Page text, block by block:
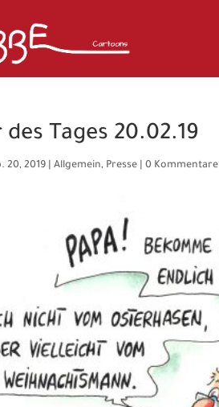
Tages 20.02.19
20, 2019 |Allgemein, Presse |0 Kommentare